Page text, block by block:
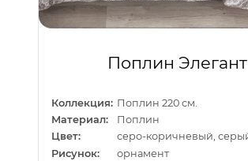
Поплин Элегант
Коллекция: Поплин 220 см.
Материал:
Поплин
Цвет:
Рисунок:
орнамент